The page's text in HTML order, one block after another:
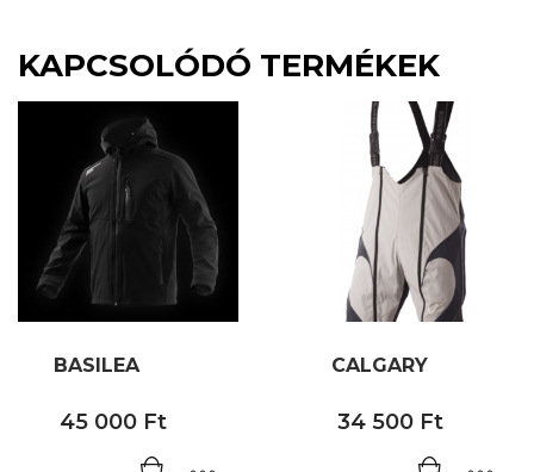
KAPCSOLÓDÓ TERMÉKEK
BASILEA
45 000 Ft
CALGARY
34 500 Ft